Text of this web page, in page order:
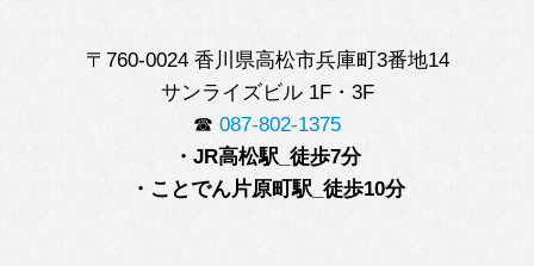
〒760-0024 香川県高松市兵庫町3番地14
サンライズビル 1F・3F
☎ 087-802-1375
・JR高松駅 _徒歩7分
・ことでん片原町駅 _徒歩10分